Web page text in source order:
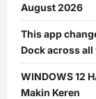
August 2026
This app
Dock across
WINDOWS 12
Makin Keren